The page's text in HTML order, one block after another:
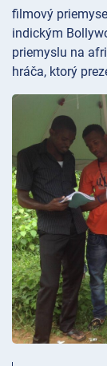
filmový
indickým
priemyslu na
hráča, ktorý